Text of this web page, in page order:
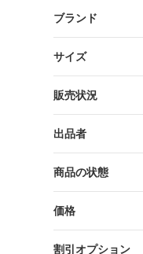
ブランド
サイズ
販売状況
出品者
商品の状態
価格
割引オプション